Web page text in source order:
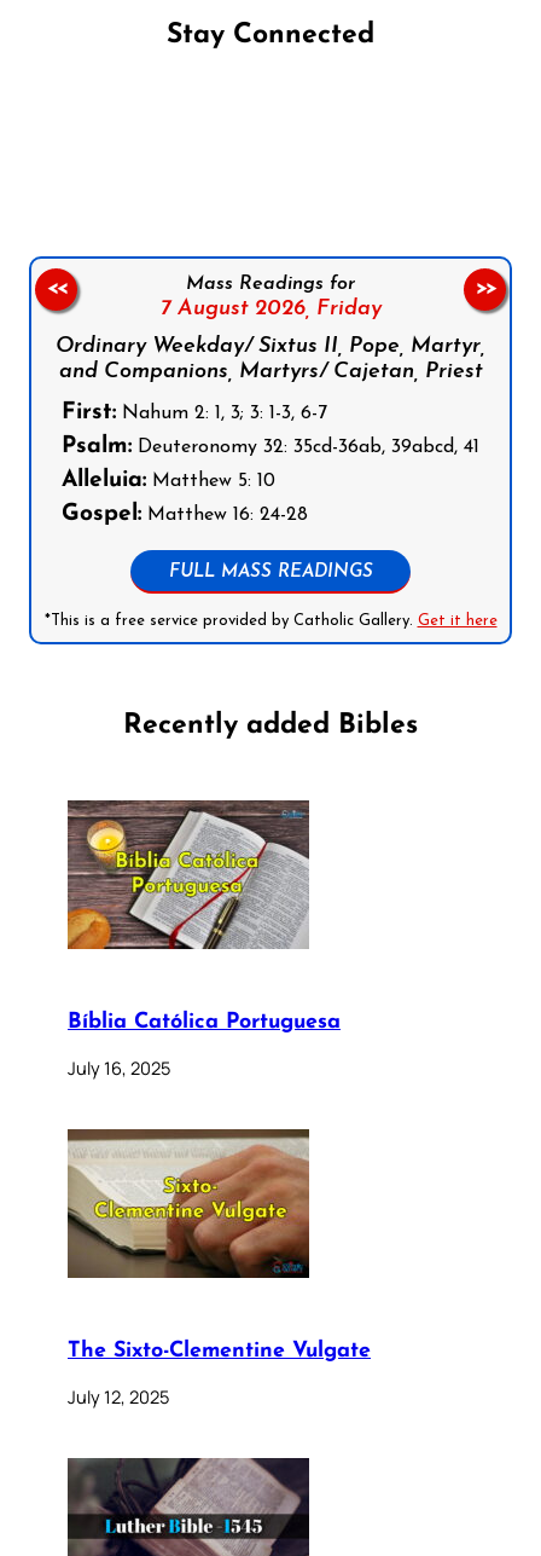
Stay Connected
Mass Readings for
7 August 2026, Friday
Ordinary Weekday/ Sixtus II, Pope, Martyr,
and Companions, Martyrs/ Cajetan, Priest
First: Nahum 2: 1, 3; 3: 1-3, 6-7
Psalm: Deuteronomy 32: 35cd-36ab, 39abcd, 41
Alleluia: Matthew 5: 10
Gospel: Matthew 16: 24-28
FULL MASS READINGS
*This is a free service provided by Catholic Gallery. Get it here
<< >>
Recently added Bibles
Bíblia Católica Portuguesa
July 16, 2025
The Sixto-Clementine Vulgate
July 12, 2025